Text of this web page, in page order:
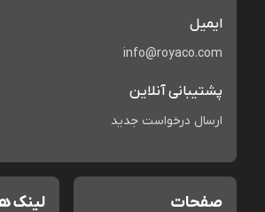
ایمیل
info@royaco.com
پشتیبانی آنلاین
ارسال درخواست جدید
صفحات لینک